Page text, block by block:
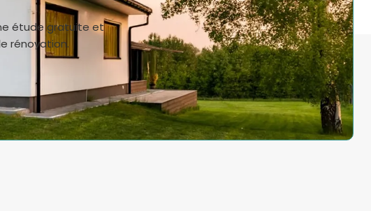
étude gratuite et
rénovation.